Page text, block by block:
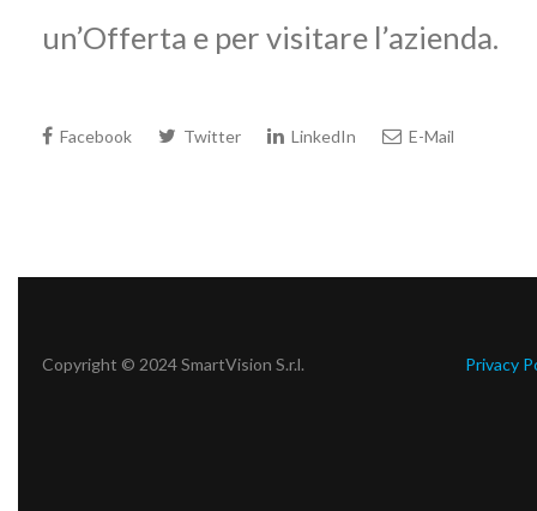
un’Offerta e per visitare l’azienda.
Facebook Twitter LinkedIn E-Mail
Copyright © 2024 SmartVision S.r.l. Privacy